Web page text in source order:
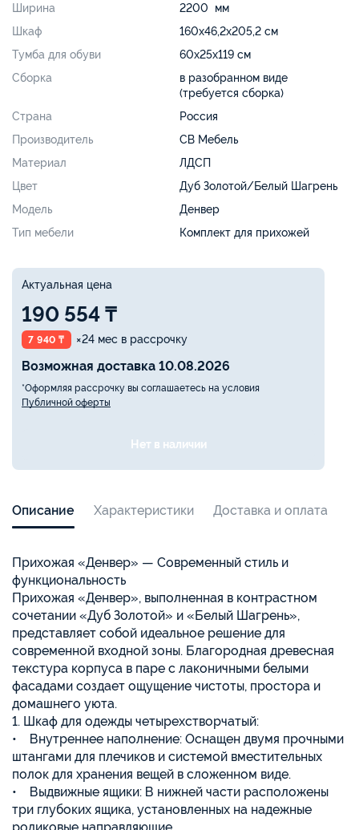
Ширина
2200 мм
Шкаф
160х46,2х205,2 см
Тумба для обуви
60х25х119 см
Сборка
в разобранном виде
(требуется сборка)
Страна
Россия
Производитель
СВ Мебель
Материал
ЛДСП
Цвет
Дуб Золотой/Белый Шагрень
Модель
Денвер
Тип мебели
Комплект для прихожей
Актуальная цена
190 554 ₸
7 940 ₸ ×24 мес в рассрочку
Возможная доставка 10.08.2026
*Оформляя рассрочку вы соглашаетесь на условия
Публичной оферты
Нет в наличии
Описание Характеристики Доставка и оплата
Прихожая «Денвер» — Современный стиль и
функциональность
Прихожая «Денвер», выполненная в контрастном
сочетании «Дуб Золотой» и «Белый Шагрень»,
представляет собой идеальное решение для
современной входной зоны. Благородная древесная
текстура корпуса в паре с лаконичными белыми
фасадами создает ощущение чистоты, простора и
домашнего уюта.
1. Шкаф для одежды четырехстворчатый:
• Внутреннее наполнение: Оснащен двумя прочными
штангами для плечиков и системой вместительных
полок для хранения вещей в сложенном виде.
• Выдвижные ящики: В нижней части расположены
три глубоких ящика, установленных на надежные
роликовые направляющие.